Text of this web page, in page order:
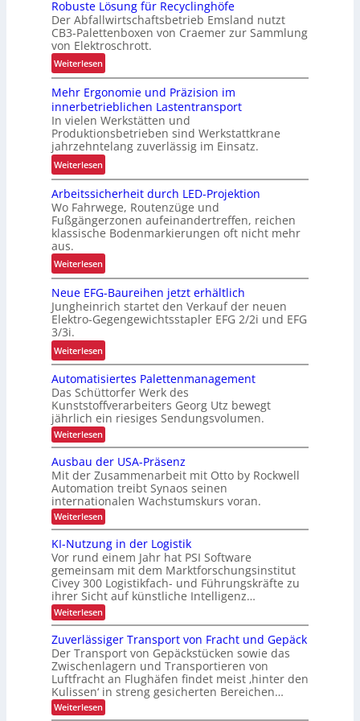
h
e
i
t
i
k
Robuste Lösung für Recyclinghöfe
Der Abfallwirtschaftsbetrieb Emsland nutzt
CB3-Palettenboxen von Craemer zur Sammlung
von Elektroschrott.
Weiterlesen:
R
o
b
u
s
t
e
ö
s
u
g
f
ü
r
R
e
c
y
c
l
i
n
g
h
ö
f
e
Mehr Ergonomie und Präzision im
innerbetrieblichen Lastentransport
In vielen Werkstätten und
Produktionsbetrieben sind Werkstattkrane
jahrzehntelang zuverlässig im Einsatz.
Weiterlesen:
M
e
h
r
E
r
g
n
o
e
u
n
d
P
r
z
i
s
i
o
n
i
m
i
n
n
e
r
b
e
t
r
Arbeitssicherheit durch LED-Projektion
Wo Fahrwege, Routenzüge und
Fußgängerzonen aufeinandertreffen, reichen
klassische Bodenmarkierungen oft nicht mehr
aus.
Weiterlesen:
A
r
b
e
i
t
s
i
c
h
e
r
h
e
i
t
u
r
h
L
E
D
-
P
r
o
Neue EFG-Baureihen jetzt erhältlich
Jungheinrich startet den Verkauf der neuen
Elektro-Gegengewichtsstapler EFG 2/2i und EFG
3/3i.
Weiterlesen:
N
e
u
e
E
F
-
B
a
u
r
e
i
h
e
n
j
e
t
z
t
e
r
Automatisiertes Palettenmanagement
Das Schüttorfer Werk des
Kunststoffverarbeiters Georg Utz bewegt
jährlich ein riesiges Sendungsvolumen.
Weiterlesen:
A
t
o
m
a
t
i
i
e
r
e
s
P
a
l
e
t
t
e
n
m
a
Ausbau der USA-Präsenz
Mit der Zusammenarbeit mit Otto by Rockwell
Automation treibt Synaos seinen
internationalen Wachstumskurs voran.
Weiterlesen:
A
s
b
a
u
d
e
r
U
S
A
-
P
r
ä
s
e
KI-Nutzung in der Logistik
Vor rund einem Jahr hat PSI Software
gemeinsam mit dem Marktforschungsinstitut
Civey 300 Logistikfach- und Führungskräfte zu
ihrer Sicht auf künstliche Intelligenz…
Weiterlesen:
K
I
-
N
u
t
z
u
n
Zuverlässiger Transport von Fracht und Gepäck
Der Transport von Gepäckstücken sowie das
Zwischenlagern und Transportieren von
Luftfracht an Flughäfen findet meist ‚hinter den
Kulissen‘ in streng gesicherten Bereichen…
Weiterlesen:
Z